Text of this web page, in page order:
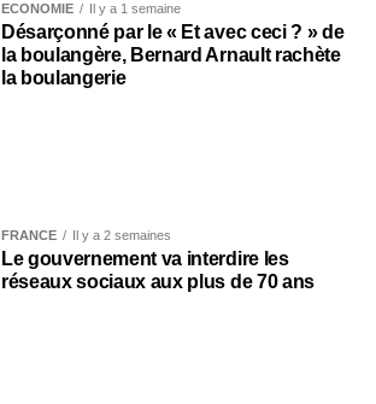
ECONOMIE Il y a 1 semaine
Désarçonné par le « Et avec ceci ? » de
la boulangère, Bernard Arnault rachète
la boulangerie
FRANCE Il y a 2 semaines
Le gouvernement va interdire les
réseaux sociaux aux plus de 70 ans